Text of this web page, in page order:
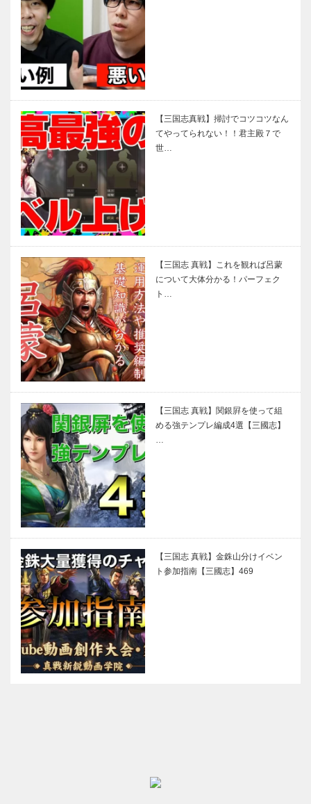
【三国志真戦】掃討でコツコツなん
てやってられない！！君主殿７で
世…
【三国志 真戦】これを観れば呂蒙
について大体分かる！パーフェク
ト…
【三国志 真戦】関銀屛を使って組
める強テンプレ編成4選【三國志】
…
【三国志 真戦】金銖山分けイベン
ト参加指南【三國志】469